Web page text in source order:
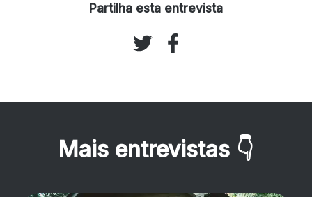
Partilha esta entrevista
Mais entrevistas 👇